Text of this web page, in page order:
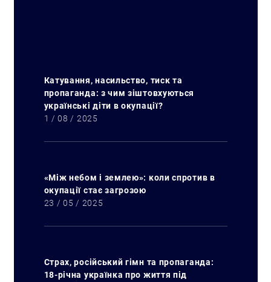
Катування, насильство, тиск та
пропаганда: з чим зіштовхуються
українські діти в окупації?
1 / 08 / 2025
«Між небом і землею»: коли спротив в
окупації стає загрозою
23 / 05 / 2025
Страх, російський гімн та пропаганда:
18-річна українка про життя під